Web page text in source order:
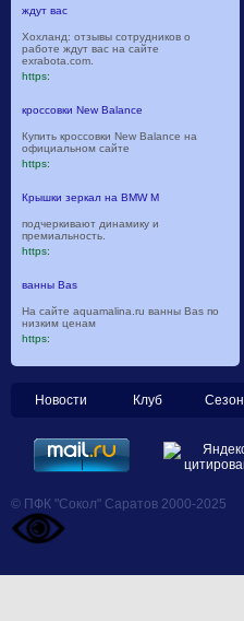
ждут вас
Хохланд: отзывы сотрудников о
работе ждут вас на сайте
exrabota.com.
https:
кроссовки New Balance
Купить кроссовки New Balance на
официальном сайте
https:
Крышки зеркал на BMW M
подчеркивают динамику и
премиальность.
https:
ванны Bas
На сайте aquamalina.ru ванны Bas по
низким ценам
https:
Новости Клуб Сезон
© ПФК "Сокол" Саратов 2000-2025